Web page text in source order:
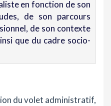
en fonction de son
de son parcours
de son contexte
que du cadre socio-
du volet administratif,